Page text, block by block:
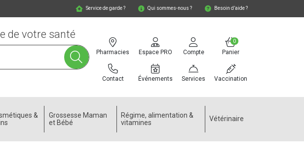
Service de garde ? Qui sommes-nous ? Besoin d’aide ?
Pharmacies
Contact
Espace PRO
Événements
Compte
Services
Panier
0
Vaccination
de votre santé
&
Grossesse Maman
et Bébé
Régime, alimentation &
vitamines
Vétérinaire